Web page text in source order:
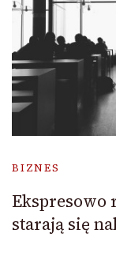
BIZNES
Ekspresowo
starają się